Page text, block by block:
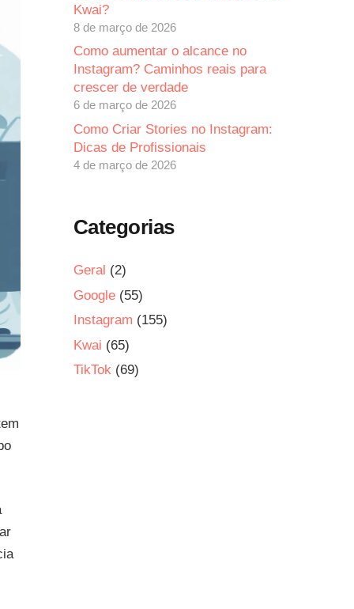
Kwai?
8 de março de 2026
Como aumentar o alcance no
Instagram? Caminhos reais para
crescer de verdade
6 de março de 2026
Como Criar Stories no Instagram:
Dicas de Profissionais
4 de março de 2026
Categorias
Geral (2)
Google(55)
Instagram (155)
Kwai (65)
TikTok(69)